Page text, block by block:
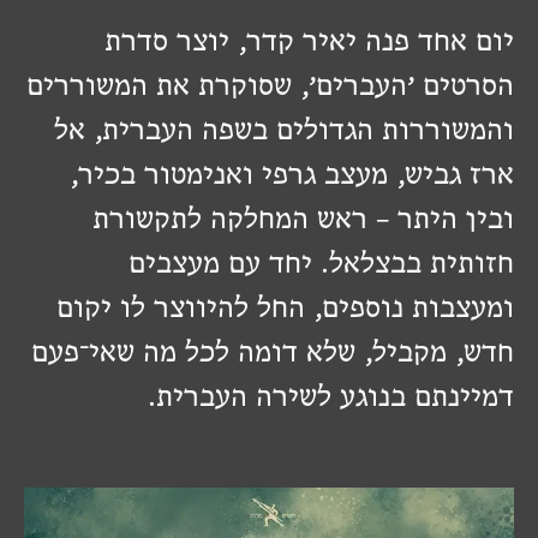
יום אחד פנה יאיר קדר, יוצר סדרת
הסרטים ׳העברים׳, שסוקרת את המשוררים
והמשוררות הגדולים בשפה העברית, אל
ארז גביש, מעצב גרפי ואנימטור בכיר,
ובין היתר – ראש המחלקה לתקשורת
חזותית בבצלאל. יחד עם מעצבים
ומעצבות נוספים, החל להיווצר לו יקום
חדש, מקביל, שלא דומה לכל מה שאי־פעם
דמיינתם בנוגע לשירה העברית.